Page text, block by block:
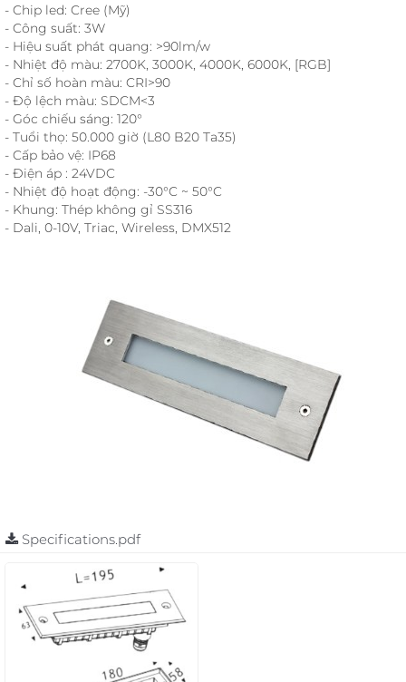
- Chip led: Cree (Mỹ)
- Công suất: 3W
- Hiệu suất phát quang: >90lm/w
- Nhiệt độ màu: 2700K, 3000K, 4000K, 6000K, [RGB]
- Chỉ số hoàn màu: CRI>90
- Độ lệch màu: SDCM<3
- Góc chiếu sáng: 120°
- Tuổi thọ: 50.000 giờ (L80 B20 Ta35)
- Cấp bảo vệ: IP68
- Điện áp : 24VDC
- Nhiệt độ hoạt động: -30°C ~ 50°C
- Khung: Thép không gỉ SS316
- Dali, 0-10V, Triac, Wireless, DMX512
Specifications.pdf